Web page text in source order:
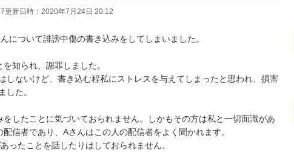
更新日時： 2020年7月24日 20:12
について誹謗中傷の書き込みをしてしまいました。
知られ、謝罪しました。
しないけど、書き込む程私にストレスを与えてしまったと思われ、損害
した。
をしたことに気づいておられません。しかもその方は私と一切面識があ
信者であり、Aさんはこの人の配信者をよく聞かれます。
ったことを話したりはしておられません。